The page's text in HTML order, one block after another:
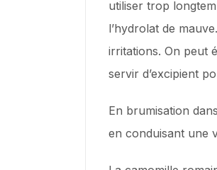
utiliser trop
l’hydrolat de
irritations. On peut
servir d’excipient
En brumisation
en conduisant une